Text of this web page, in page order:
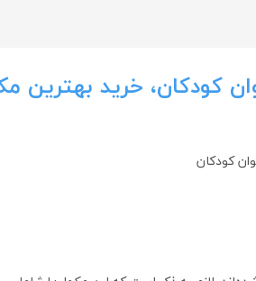
کودکان، خرید بهترین
کودکان